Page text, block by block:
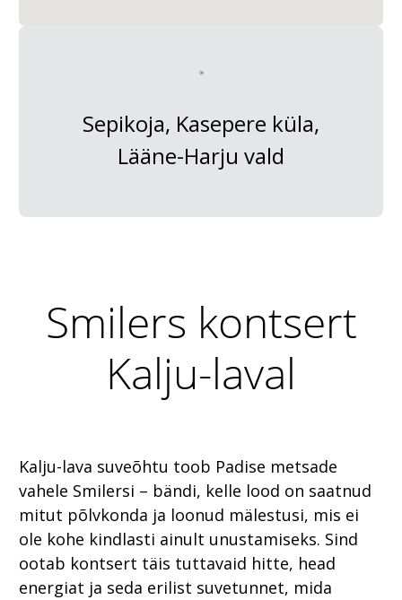
Sepikoja, Kasepere küla,
Lääne-Harju vald
Smilers kontsert
Kalju-laval
Kalju-lava suveõhtu toob Padise metsade
vahele Smilersi – bändi, kelle lood on saatnud
mitut põlvkonda ja loonud mälestusi, mis ei
ole kohe kindlasti ainult unustamiseks. Sind
ootab kontsert täis tuttavaid hitte, head
energiat ja seda erilist suvetunnet, mida